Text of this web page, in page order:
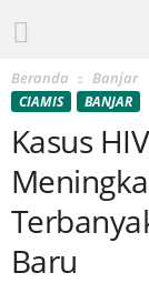
Beranda Banjar
CIAMIS BANJAR
Kasus
Baru